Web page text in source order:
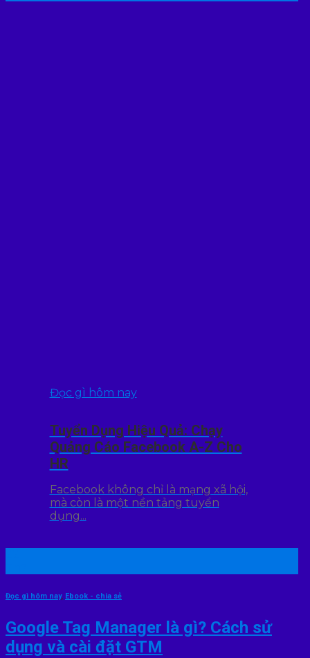
Đọc gì hôm nay
Tuyển Dụng Hiệu Quả: Chạy
Quảng Cáo Facebook A-Z Cho
HR
Facebook không chỉ là mạng xã hội,
mà còn là một nền tảng tuyển
dụng...
Đọc gì hôm nay, Ebook - chia sẻ
Google Tag Manager là gì? Cách sử
dụng và cài đặt GTM